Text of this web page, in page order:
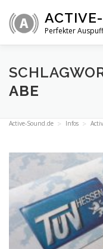
Inhalt
springen
Perfekter
ÜBERSICHT
ABE
Active-Sound.de Infos